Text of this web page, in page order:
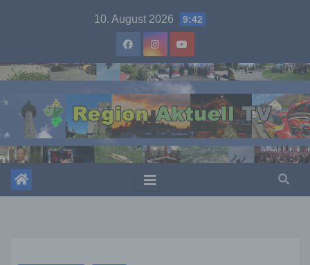
10. August 2026 9:42